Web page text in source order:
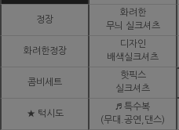
정장
화려한
무늬 실크셔츠
화려한정장
디자인
배색실크셔츠
콤비세트
핫픽스
실크셔츠
★ 턱시도
♬ 특수복
(무대.공연,댄스)